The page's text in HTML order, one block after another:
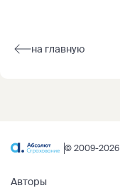
на главную
© 2009-2026
Авторы